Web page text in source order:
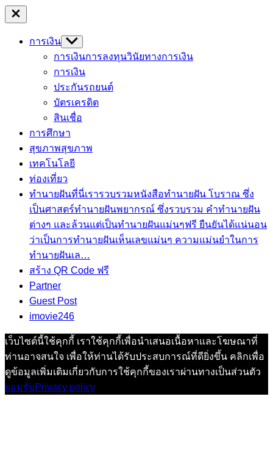
Close
Off
การเงิน Show
sub
menu
การเงินการลงทุนวินัยทางการเงิน
การเงิน
ประกันรถยนต์
บัตรเครดิต
สินเชื่อ
การศึกษา
สุขภาพสุขภาพ
เทคโนโลยี
ท่องเที่ยว
ทำนายฝันที่นี่เรารวบรวมหนังสือทำนายฝัน โบราณ ซึ่ง
เป็นศาสตร์ทำนายฝันพยากรณ์ ซึ่งรวบรวม คำทํานายฝัน
ต่างๆ และล้วนแต่เป็นทํานายฝันแม่นๆฟรี ยืนยันได้แน่นอน
ว่าเป็นการทำนายฝันเห็นเลขแม่นๆ ความแม่นยำในการ
ทํานายฝันเล…
สร้าง QR Code ฟรี
Partner
Guest Post
imovie246
เว็บไซต์นี้ใช้คุกกี้ เราใช้คุกกี้เพื่อนำเสนอเนื้อหาและโฆษณาที่
ท่านอาจสนใจ เพื่อให้ท่านได้รับประสบการณ์ที่ดียิ่งขึ้น คลิกเพื่อ
ดูข้อมูลเพิ่มเติมเกี่ยวกับการใช้คุกกี้ของเราผ่านทางเป็นส่วนตัว
ยอมรับPrivacy policy